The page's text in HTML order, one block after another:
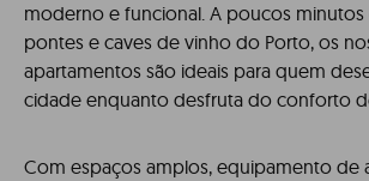
moderno e funcional. A poucos minutos
pontes e caves de vinho do Porto, os
apartamentos são ideais para quem
cidade enquanto desfruta do conforto
Com espaços amplos, equipamento de